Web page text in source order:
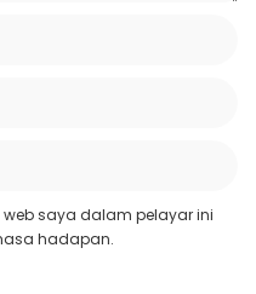
saya dalam pelayar ini
hadapan.